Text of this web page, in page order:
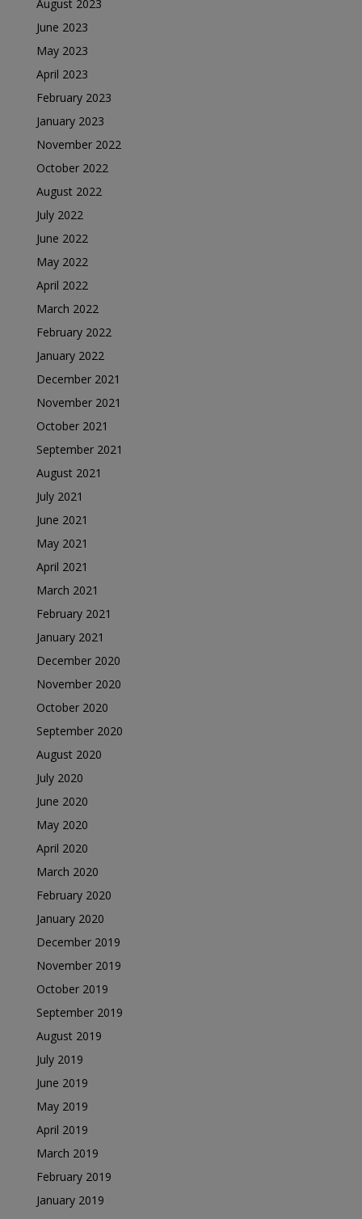
August 2023
June 2023
May 2023
April 2023
February 2023
January 2023
November 2022
October 2022
August 2022
July 2022
June 2022
May 2022
April 2022
March 2022
February 2022
January 2022
December 2021
November 2021
October 2021
September 2021
August 2021
July 2021
June 2021
May 2021
April 2021
March 2021
February 2021
January 2021
December 2020
November 2020
October 2020
September 2020
August 2020
July 2020
June 2020
May 2020
April 2020
March 2020
February 2020
January 2020
December 2019
November 2019
October 2019
September 2019
August 2019
July 2019
June 2019
May 2019
April 2019
March 2019
February 2019
January 2019